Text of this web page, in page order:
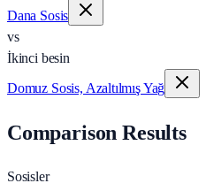
Dana Sosis
vs
İkinci besin
Domuz Sosis, Azaltılmış Yağ
Comparison Results
Sosisler